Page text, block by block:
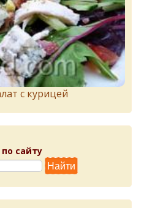
с курицей
сайту